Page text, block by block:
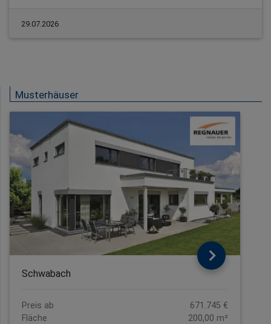
29.07.2026
Musterhäuser
Schwabach
Preis ab
671.745 €
Fläche
200,00 m²